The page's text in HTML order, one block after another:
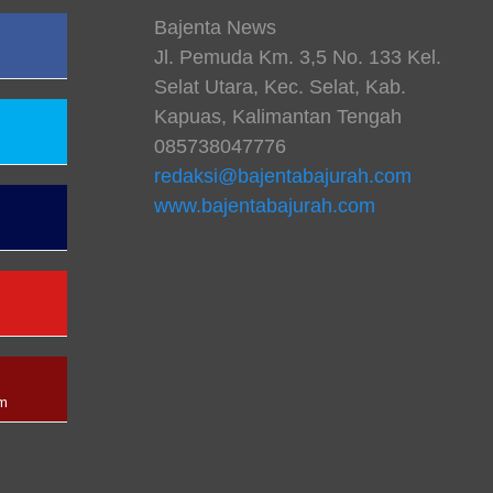
Bajenta News
Jl. Pemuda Km. 3,5 No. 133 Kel.
Selat Utara, Kec. Selat, Kab.
Kapuas, Kalimantan Tengah
085738047776
redaksi@bajentabajurah.com
www.bajentabajurah.com